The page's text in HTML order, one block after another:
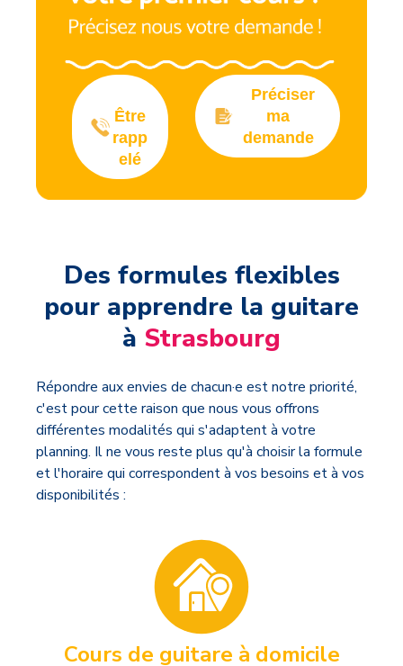
Être
rapp
elé
Préciser
ma
demande
Des formules flexibles
pour apprendre la guitare
à Strasbourg
Répondre aux envies de chacun·e est notre priorité,
c'est pour cette raison que nous vous offrons
différentes modalités qui s'adaptent à votre
planning. Il ne vous reste plus qu'à choisir la formule
et l'horaire qui correspondent à vos besoins et à vos
disponibilités :
Cours de guitare à domicile